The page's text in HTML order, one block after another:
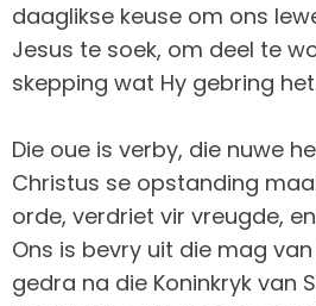
daaglikse keuse om ons
Jesus te soek, om deel te
skepping wat Hy gebring
Die oue is verby, die nuwe
Christus se opstanding
orde, verdriet vir vreugde,
Ons is bevry uit die mag
gedra na die Koninkryk van